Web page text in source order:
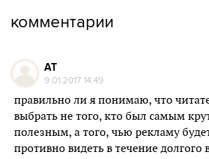
комментарии
AT
9.01.2017 14:49
правильно ли я понимаю, что
выбрать не того, кто был самым
полезным, а того, чью рекламу
противно видеть в течение долгого